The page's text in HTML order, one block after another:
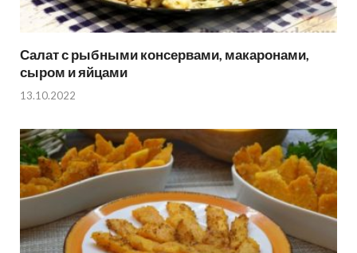
Салат с рыбными консервами, макаронами,
сыром и яйцами
13.10.2022